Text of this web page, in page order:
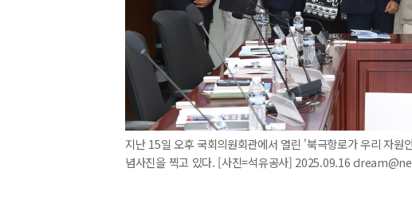
지난 15일 오후 국회의원회관에서 열린 '북극항로가 우리 자
념사진을 찍고 있다. [사진=석유공사] 2025.09.16